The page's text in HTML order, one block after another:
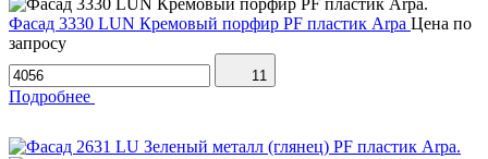
Фасад 3330 LUN Кремовый порфир PF пластик Arpa Цена по
запросу
11
Подробнее